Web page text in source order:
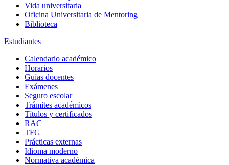
Vida universitaria
Oficina Universitaria de Mentoring
Biblioteca
Estudiantes
Calendario académico
Horarios
Guías docentes
Exámenes
Seguro escolar
Trámites académicos
Títulos y certificados
RAC
TFG
Prácticas externas
Idioma moderno
Normativa académica